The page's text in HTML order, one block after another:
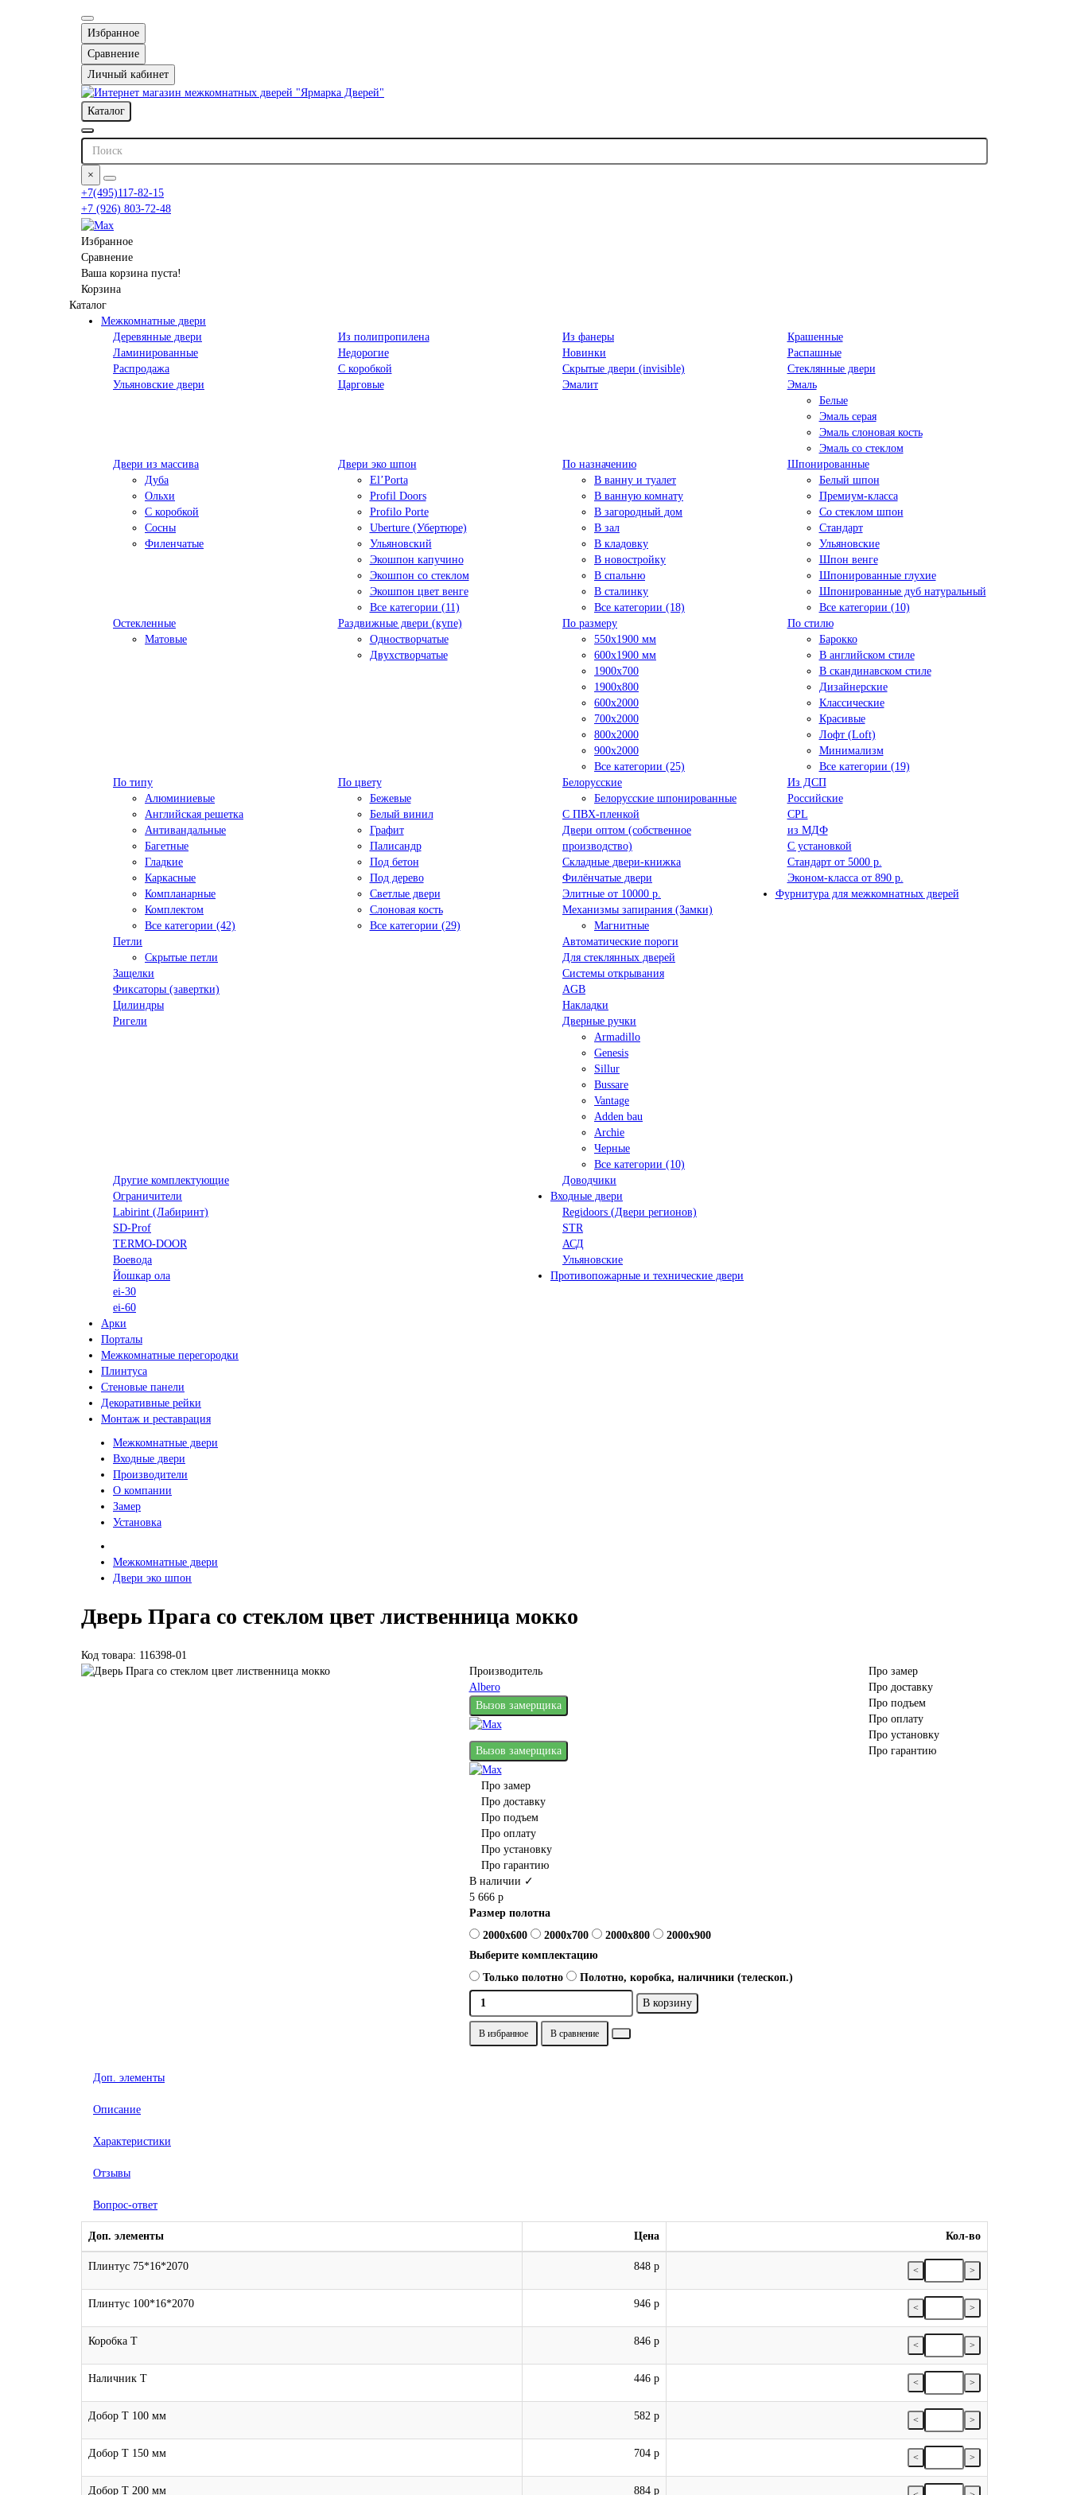
Избранное
Сравнение
Личный кабинет
Каталог
×
+7(495)117-82-15
+7 (926) 803-72-48
Избранное
Сравнение
Ваша корзина пуста!
Корзина
Каталог
Межкомнатные двери
Деревянные двери
Из полипропилена Из фанеры
Крашенные
Ламинированные
Недорогие Новинки
Распашные
Распродажа
С коробкой Скрытые двери (invisible)
Стеклянные двери
Ульяновские двери
Царговые Эмалит
Эмаль
Белые
Эмаль серая
Эмаль слоновая кость
Эмаль со стеклом
Двери из массива
Дуба
Ольхи
С коробкой
Сосны
Филенчатые
Двери эко шпон
El’Porta
Profil Doors
Profilo Porte
Uberture (Убертюре)
Ульяновский
Экошпон капучино
Экошпон со стеклом
Экошпон цвет венге
Все категории (11)
По назначению
В ванну и туалет
В ванную комнату
В загородный дом
В зал
В кладовку
В новостройку
В спальню
В сталинку
Все категории (18)
Шпонированные
Белый шпон
Премиум-класса
Со стеклом шпон
Стандарт
Ульяновские
Шпон венге
Шпонированные глухие
Шпонированные дуб натуральный
Все категории (10)
Остекленные
Матовые
Раздвижные двери (купе)
Одностворчатые
Двухстворчатые
По размеру
550x1900 мм
600x1900 мм
1900х700
1900х800
600x2000
700x2000
800x2000
900x2000
Все категории (25)
По стилю
Барокко
В английском стиле
В скандинавском стиле
Дизайнерские
Классические
Красивые
Лофт (Loft)
Минимализм
Все категории (19)
По типу
Алюминиевые
Английская решетка
Антивандальные
Багетные
Гладкие
Каркасные
Компланарные
Комплектом
Все категории (42)
По цвету
Бежевые
Белый винил
Графит
Палисандр
Под бетон
Под дерево
Светлые двери
Слоновая кость
Все категории (29)
Белорусские
Белорусские шпонированные
Из ДСП
Российские
C ПВХ-пленкой
CPL
Двери оптом (собственное
производство)
из МДФ
С установкой
Складные двери-книжка
Стандарт от 5000 р.
Филёнчатые двери
Эконом-класса от 890 р.
Элитные от 10000 р.
Фурнитура для межкомнатных дверей
Механизмы запирания (Замки)
Магнитные
Петли
Скрытые петли
Автоматические пороги
Для стеклянных дверей
Защелки
Системы открывания
Фиксаторы (завертки)
AGB
Цилиндры
Накладки
Ригели
Дверные ручки
Armadillo
Genesis
Sillur
Bussare
Vantage
Adden bau
Archie
Черные
Все категории (10)
Другие комплектующие
Доводчики
Ограничители
Входные двери
Labirint (Лабиринт)
Regidoors (Двери регионов)
SD-Prof
STR
TERMO-DOOR
АСД
Воевода
Ульяновские
Йошкар ола
Противопожарные и технические двери
ei-30
ei-60
Арки
Порталы
Межкомнатные перегородки
Плинтуса
Стеновые панели
Декоративные рейки
Монтаж и реставрация
Межкомнатные двери
Входные двери
Производители
О компании
Замер
Установка
Межкомнатные двери
Двери эко шпон
Дверь Прага со стеклом цвет лиственница мокко
Код товара: 116398-01
Производитель
Albero
Вызов замерщика
Вызов замерщика
Про замер
Про доставку
Про подъем
Про оплату
Про установку
Про гарантию
В наличии ✓
5 666 р
Размер полотна
2000x600
2000x700 2000x800
2000x900
Выберите комплектацию
Только полотно
Полотно, коробка, наличники (телескоп.)
В корзину
В избранное В сравнение
Про замер
Про доставку
Про подъем
Про оплату
Про установку
Про гарантию
Доп. элементы
Описание
Характеристики
Отзывы
Вопрос-ответ
Доп. элементы Цена Кол-во
Плинтус 75*16*2070 848 р < >
Плинтус 100*16*2070 946 р < >
Коробка Т 846 р < >
Наличник Т 446 р < >
Добор Т 100 мм 582 р < >
Добор Т 150 мм 704 р < >
Добор Т 200 мм 884 р